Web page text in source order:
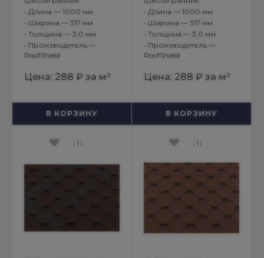
• Длина — 1000 мм
• Ширина — 317 мм
• Толщина — 3,0 мм
• Производитель —
RoofShield
Цена: 288 ₽ за м²
В КОРЗИНУ
• Длина — 1000 мм
• Ширина — 317 мм
• Толщина — 3,0 мм
• Производитель —
RoofShield
Цена: 288 ₽ за м²
В КОРЗИНУ